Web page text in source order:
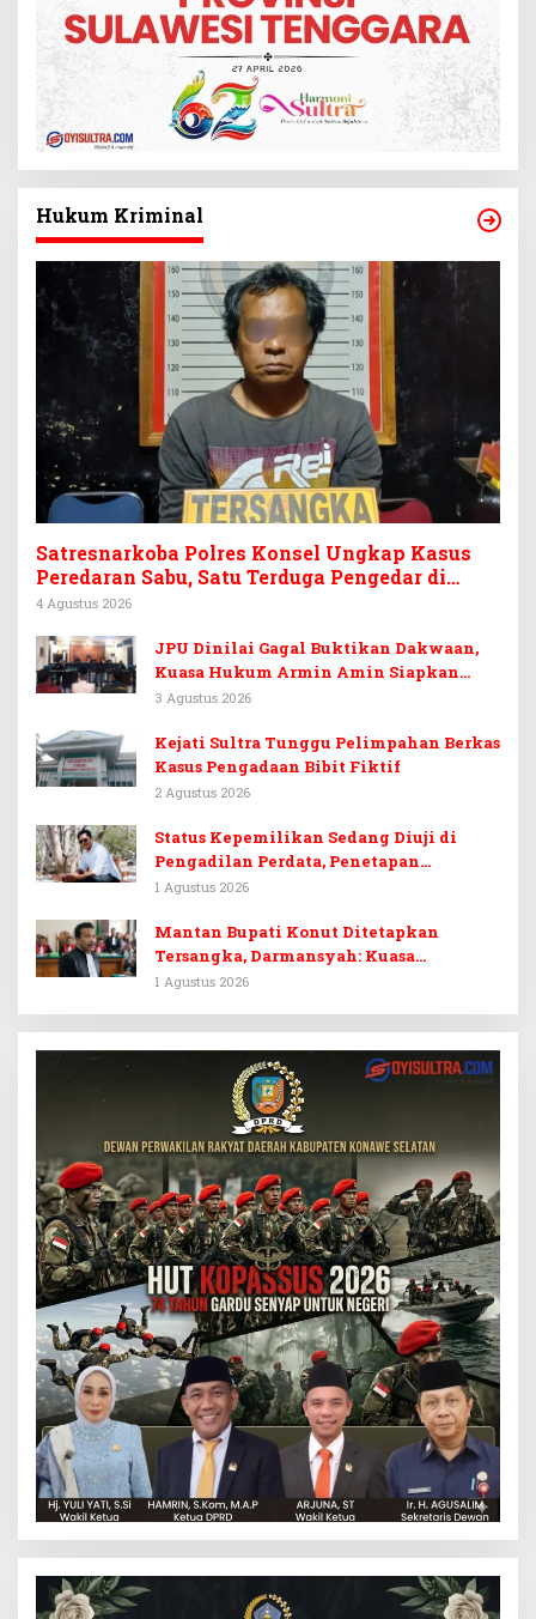
Hukum Kriminal
Satresnarkoba Polres Konsel Ungkap Kasus
Peredaran Sabu, Satu Terduga Pengedar di
Tinanggea Ditangkap
4 Agustus 2026
JPU Dinilai Gagal Buktikan Dakwaan,
Kuasa Hukum Armin Amin Siapkan
Pledoi dan Minta Putusan Bebas
3 Agustus 2026
Kejati Sultra Tunggu Pelimpahan Berkas
Kasus Pengadaan Bibit Fiktif
2 Agustus 2026
Status Kepemilikan Sedang Diuji di
Pengadilan Perdata, Penetapan
Tersangka Dr. Ruksamin Dinilai
1 Agustus 2026
Mantan Bupati Konut Ditetapkan
Tersangka, Darmansyah: Kuasa
Hukumnya Diduga Kebingungan
1 Agustus 2026